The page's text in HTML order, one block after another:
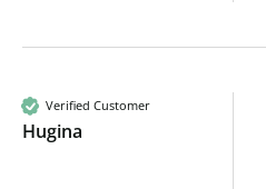
Verified Customer
Hugina